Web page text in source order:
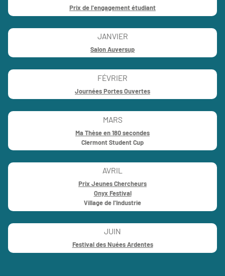
Prix de l'engagement étudiant
JANVIER
Salon Auversup
FÉVRIER
Journées Portes Ouvertes
MARS
Ma Thèse en 180 secondes
Clermont Student Cup
AVRIL
Prix Jeunes Chercheurs
Onyx Festival
Village de l'Industrie
JUIN
Festival des Nuées Ardentes